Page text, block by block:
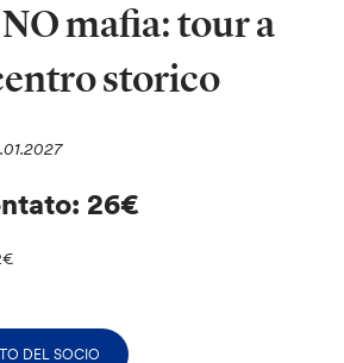
mafia: tour a
storico
26€
DEL SOCIO